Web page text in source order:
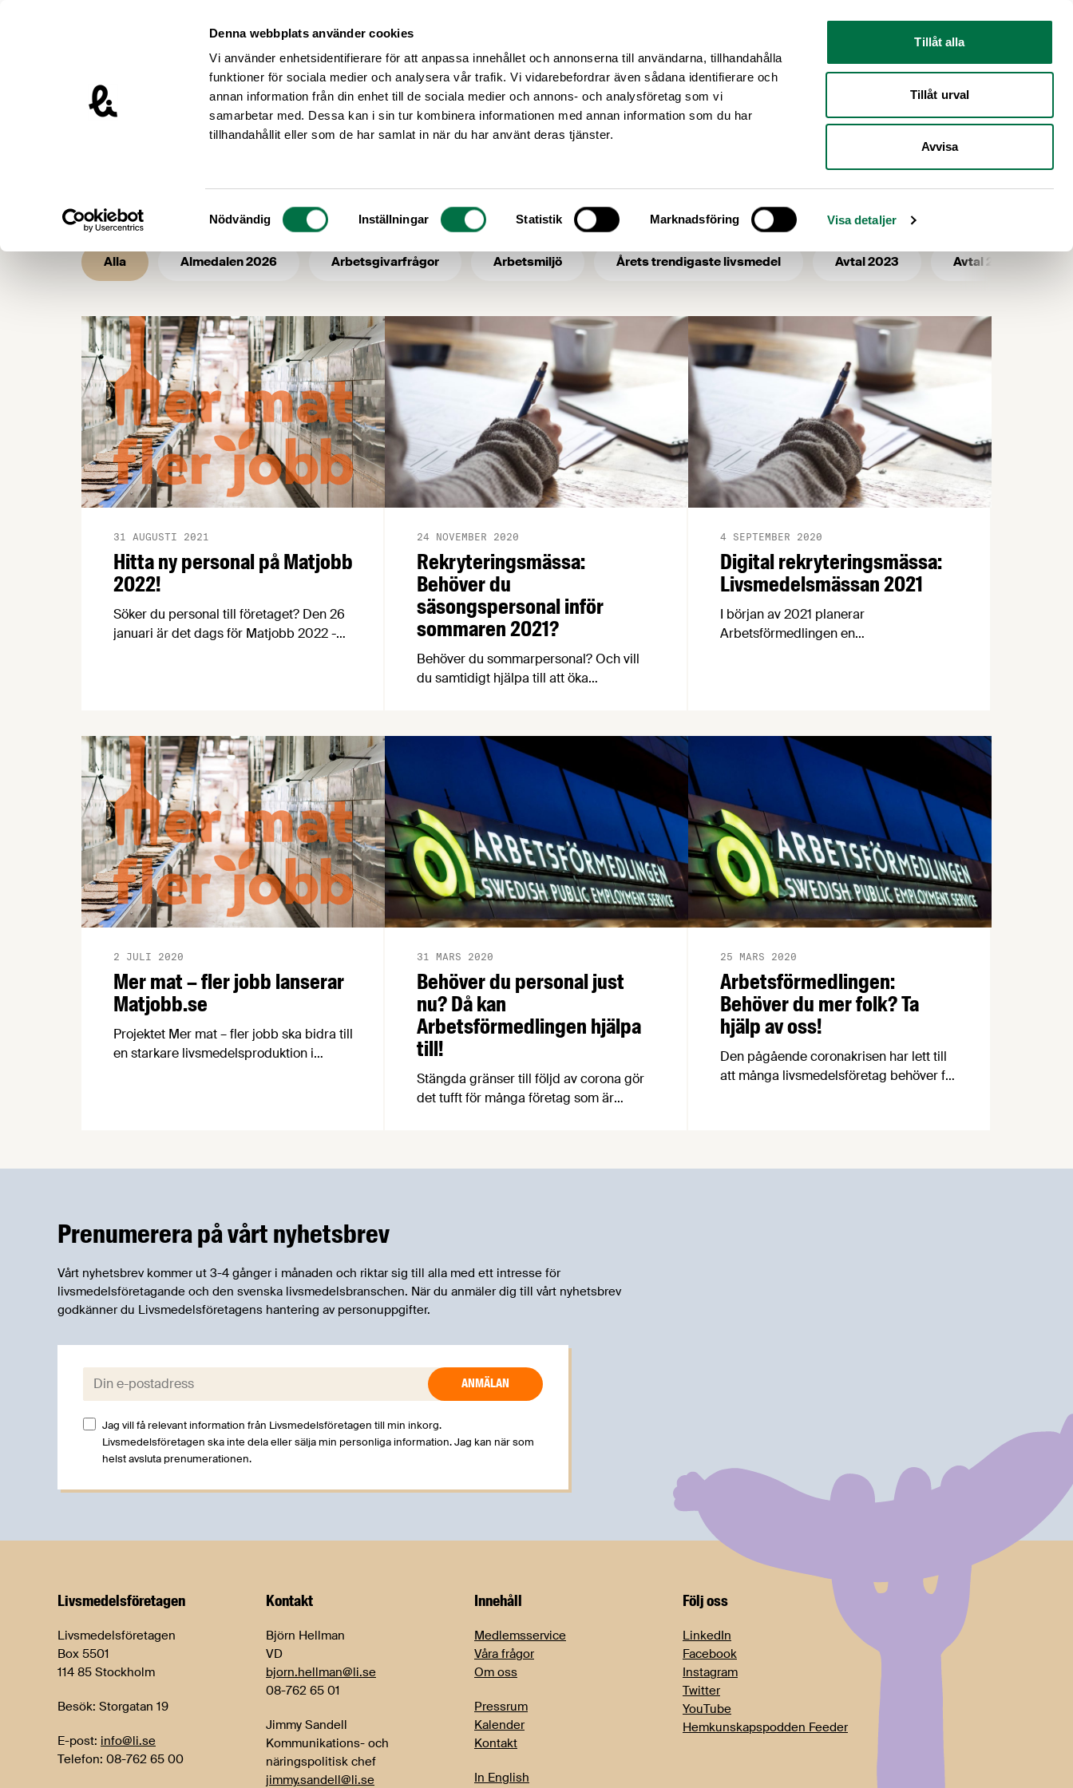
Denna webbplats använder cookies
Vi använder enhetsidentifierare för att anpassa innehållet och annonserna till användarna, tillhandahålla
funktioner för sociala medier och analysera vår trafik. Vi vidarebefordrar även sådana identifierare och
annan information från din enhet till de sociala medier och annons- och analysföretag som vi
samarbetar med. Dessa kan i sin tur kombinera informationen med annan information som du har
tillhandahållit eller som de har samlat in när du har använt deras tjänster.
Samtyckesval
Nödvändig Inställningar Statistik Marknadsföring Visa detaljer
Tillåt alla
Tillåt urval
Avvisa
Livsmedelsföretagen – till startsidan
Livsmedelsföretagen / Nyhetsarkiv / arbetsförmedlingen
Nyhetsarkiv - ämne: arbetsförmedlingen
Alla Almedalen 2026 Arbetsgivarfrågor Arbetsmiljö Årets trendigaste livsmedel Avtal 2023 Avtal 2025
Hitta ny personal på Matjobb
2022!
31 AUGUSTI 2021
Söker du personal till företaget? Den 26
januari är det dags för Matjobb 2022 -
projektet Mer mat - Fler jobb.
Rekryteringsmässa:
Behöver du
säsongspersonal inför
sommaren 2021?
24 NOVEMBER 2020
Behöver du sommarpersonal? Och vill
du samtidigt hjälpa till att öka
bjuda in dig till en digital
rekryteringsmässa.
Digital rekryteringsmässa:
Livsmedelsmässan 2021
4 SEPTEMBER 2020
I början av 2021 planerar
Arbetsförmedlingen en
Mer mat – fler jobb lanserar
Matjobb.se
2 JULI 2020
Projektet Mer mat – fler jobb ska bidra till
en starkare livsmedelsproduktion i
projektet hemsidan Matjobb.se.
Behöver du personal just
nu? Då kan
Arbetsförmedlingen hjälpa
till!
31 MARS 2020
Stängda gränser till följd av corona gör
det tufft för många företag som är
primärproduktion och
företagens rekryteringsbehov, inte minst
inom kött- och charknäringen.
Arbetsförmedlingen:
Behöver du mer folk? Ta
hjälp av oss!
25 MARS 2020
Den pågående coronakrisen har lett till
att många livsmedelsföretag behöver få
jobb" på Livsmedelsföretagen, berättar
Prenumerera på vårt nyhetsbrev
Vårt nyhetsbrev kommer ut 3-4 gånger i månaden och riktar sig till alla med ett intresse för
livsmedelsföretagande och den svenska livsmedelsbranschen. När du anmäler dig till vårt nyhetsbrev
godkänner du Livsmedelsföretagens hantering av personuppgifter.
E-post:
Jag vill få relevant information från Livsmedelsföretagen till min inkorg.
Livsmedelsföretagen ska inte dela eller sälja min personliga information. Jag kan när som
helst avsluta prenumerationen.
Livsmedels­företagen
Livsmedelsföretagen
Box 5501
114 85 Stockholm
Besök: Storgatan 19
E-post: info@li.se
Telefon: 08-762 65 00
Kontakt
Björn Hellman
VD
bjorn.hellman@li.se
08-762 65 01
Jimmy Sandell
Kommunikations- och
näringspolitisk chef
jimmy.sandell@li.se
Innehåll
Medlemsservice
Våra frågor
Om oss
Pressrum
Kalender
Kontakt
In English
Följ oss
LinkedIn
Facebook
Instagram
Twitter
YouTube
Hemkunskapspodden Feeder